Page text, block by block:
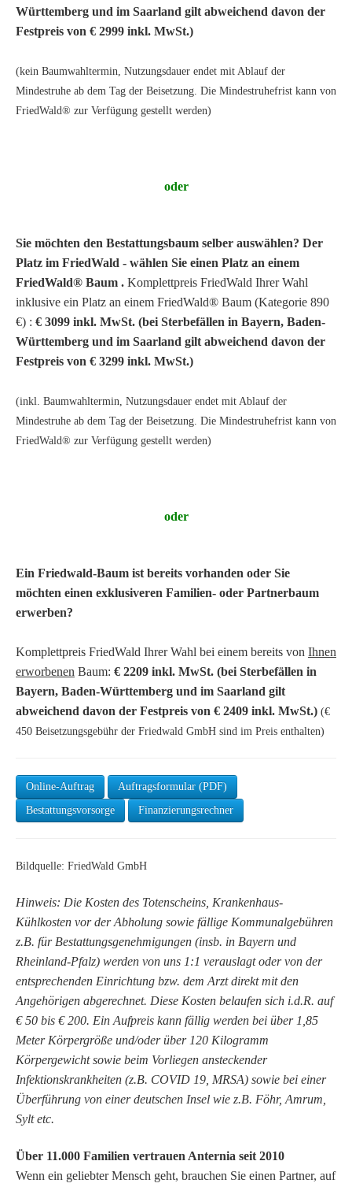
Württemberg und im Saarland gilt abweichend davon der
Festpreis von € 2999 inkl. MwSt.)
(kein Baumwahltermin, Nutzungsdauer endet mit Ablauf der
Mindestruhe ab dem Tag der Beisetzung. Die Mindestruhefrist kann von
FriedWald® zur Verfügung gestellt werden)
oder
Sie möchten den Bestattungsbaum selber auswählen? Der
Platz im FriedWald - wählen Sie einen Platz an einem
FriedWald® Baum . Komplettpreis FriedWald Ihrer Wahl
inklusive ein Platz an einem FriedWald® Baum (Kategorie 890
€) : € 3099 inkl. MwSt. (bei Sterbefällen in Bayern, Baden-
Württemberg und im Saarland gilt abweichend davon der
Festpreis von € 3299 inkl. MwSt.)
(inkl. Baumwahltermin, Nutzungsdauer endet mit Ablauf der
Mindestruhe ab dem Tag der Beisetzung. Die Mindestruhefrist kann von
FriedWald® zur Verfügung gestellt werden)
oder
Ein Friedwald-Baum ist bereits vorhanden oder Sie
möchten einen exklusiveren Familien- oder Partnerbaum
erwerben?
Komplettpreis FriedWald Ihrer Wahl bei einem bereits von Ihnen
erworbenen Baum: € 2209 inkl. MwSt. (bei Sterbefällen in
Bayern, Baden-Württemberg und im Saarland gilt
abweichend davon der Festpreis von € 2409 inkl. MwSt.) (€
450 Beisetzungsgebühr der Friedwald GmbH sind im Preis enthalten)
Online-Auftrag
Auftragsformular (PDF)
Bestattungsvorsorge
Finanzierungsrechner
Bildquelle: FriedWald GmbH
Hinweis: Die Kosten des Totenscheins, Krankenhaus-
Kühlkosten vor der Abholung sowie fällige Kommunalgebühren
z.B. für Bestattungsgenehmigungen (insb. in Bayern und
Rheinland-Pfalz) werden von uns 1:1 verauslagt oder von der
entsprechenden Einrichtung bzw. dem Arzt direkt mit den
Angehörigen abgerechnet. Diese Kosten belaufen sich i.d.R. auf
€ 50 bis € 200. Ein Aufpreis kann fällig werden bei über 1,85
Meter Körpergröße und/oder über 120 Kilogramm
Körpergewicht sowie beim Vorliegen ansteckender
Infektionskrankheiten (z.B. COVID 19, MRSA) sowie bei einer
Überführung von einer deutschen Insel wie z.B. Föhr, Amrum,
Sylt etc.
Über 11.000 Familien vertrauen Anternia seit 2010
Wenn ein geliebter Mensch geht, brauchen Sie einen Partner, auf